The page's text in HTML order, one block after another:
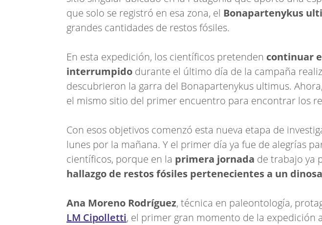
que solo se registró en esa zona, el Bonapartenykus
grandes cantidades de restos fósiles.
En esta expedición, los científicos pretenden continuar
interrumpido durante el último día de la campaña
descubrieron la garra del Bonapartenykus ultimus.
el mismo sitio del primer encuentro para encontrar los
Con esos objetivos comenzó esta nueva etapa de
lunes por la mañana. Y el primer día ya fue de alegrías
científicos, porque en la primera jornada de trabajo ya
hallazgo de restos fósiles pertenecientes a un
Ana Moreno Rodríguez, técnica en paleontología,
LM Cipolletti, el primer gran momento de la expedición